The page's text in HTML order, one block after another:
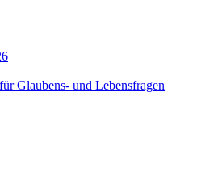
Glaubens- und Lebensfragen